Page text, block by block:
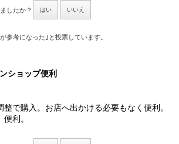
したか？ はい いいえ
参考になった｣と投票しています。
ショップ便利
で購入。お店へ出かける必要もなく便利。
利。